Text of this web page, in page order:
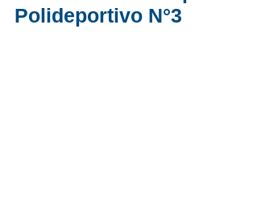
Polideportivo N°3